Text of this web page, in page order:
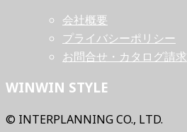
会社概要
プライバシーポリシー
お問合せ・カタログ請求
WINWIN STYLE
© INTERPLANNING CO., LTD.